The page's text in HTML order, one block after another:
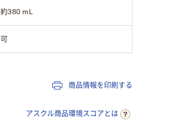
約380 mL
可
商品情報を印刷する
アスクル商品環境スコアとは